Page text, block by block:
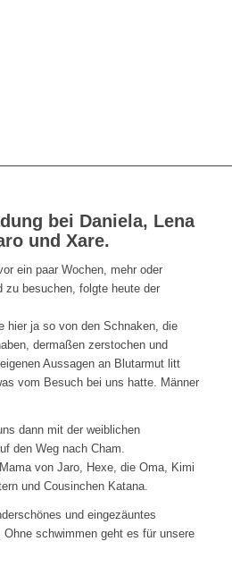
bei Daniela, Lena
und Xare.
ein paar Wochen, mehr oder
zu besuchen, folgte heute der
hier ja so von den Schnaken, die
dermaßen zerstochen und
Aussagen an Blutarmut litt
vom Besuch bei uns hatte. Männer
dann mit der weiblichen
den Weg nach Cham.
von Jaro, Hexe, die Oma, Kimi
und Cousinchen Katana.
und eingezäuntes
schwimmen geht es für unsere